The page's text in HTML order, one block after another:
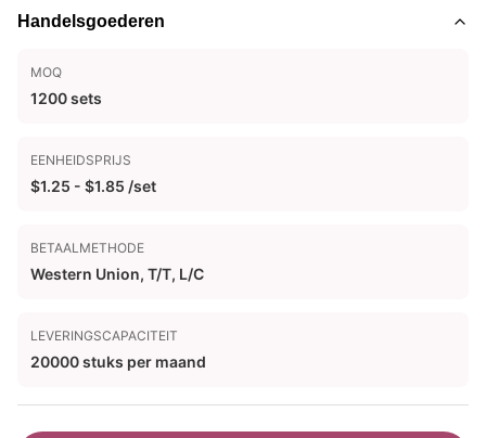
Handelsgoederen
MOQ
1200 sets
EENHEIDSPRIJS
$1.25 - $1.85 /set
BETAALMETHODE
Western Union, T/T, L/C
LEVERINGSCAPACITEIT
20000 stuks per maand